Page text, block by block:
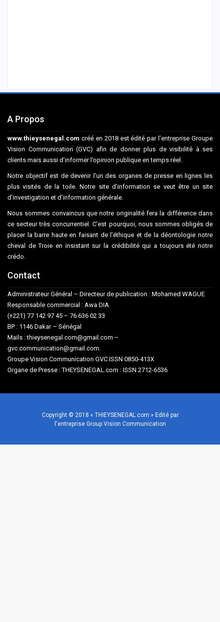
A Propos
www.thieysenegal.com créé en 2018 est édité par l’entreprise Groupe
Vision Communication (GVC) afin de donner plus de visibilité à ses
clients mais aussi d’informer l’opinion publique en temps réel.
Notre objectif est de devenir l’un des organes de presse en lignes les
plus visités de la toile. Notre site d’information se veut être un site
d’investigation et d’information générale.
Nous sommes convaincus que notre originalité fera la différence dans
ce secteur très concurrentiel. C’est pourquoi, nous sommes obligés de
placer la barre haute en faisant de l’éthique et de la déontologie notre
cheval de Troie en insistant sur la crédibilité qui a toujours été notre
crédo.
Contact
Administrateur Général – Directeur de publication : Mohamed WAGUE
Responsable commercial : Awa DIA
(+221) 77 142 97 45 – 76 636 02 33
BP : 1146 Dakar – Sénégal
Mails : thieysenegal.com@gmail.com –
gvc.communication@gmail.com.
Groupe Vision Communication GVC ISSN 0850-413X
Organe de Presse : THEYSENEGAL.com : ISSN 2712-6536
Copyright © 2018 « THIEYSENEGAL.com » Edité par
l'entreprise Group Vision Communication